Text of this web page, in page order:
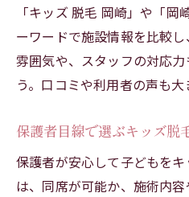
「キッズ 脱毛 岡崎」や「
ーワードで施設情報を比較
雰囲気や、スタッフの対応
う。口コミや利用者の声も大
保護者目線で選ぶキッズ脱
保護者が安心して子どもを
は、同席が可能か、施術内